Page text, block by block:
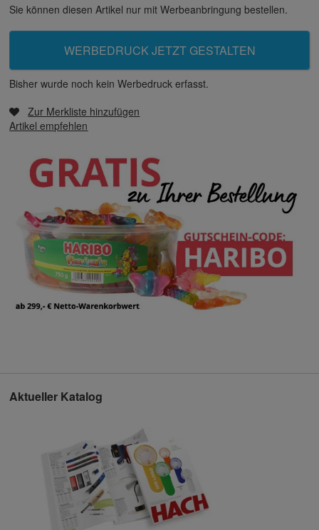
Sie können diesen Artikel nur mit Werbeanbringung bestellen.
WERBEDRUCK JETZT GESTALTEN
Bisher wurde noch kein Werbedruck erfasst.
Zur Merkliste hinzufügen
Artikel empfehlen
Aktueller Katalog